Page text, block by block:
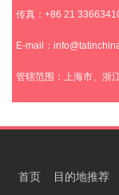
传真：+86 21
E-mail：
管辖范围：上海市、浙
首页 目的地推荐